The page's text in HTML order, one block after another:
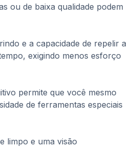
ou de baixa qualidade podem
e a capacidade de repelir a
exigindo menos esforço
permite que você mesmo
de ferramentas especiais
limpo e uma visão